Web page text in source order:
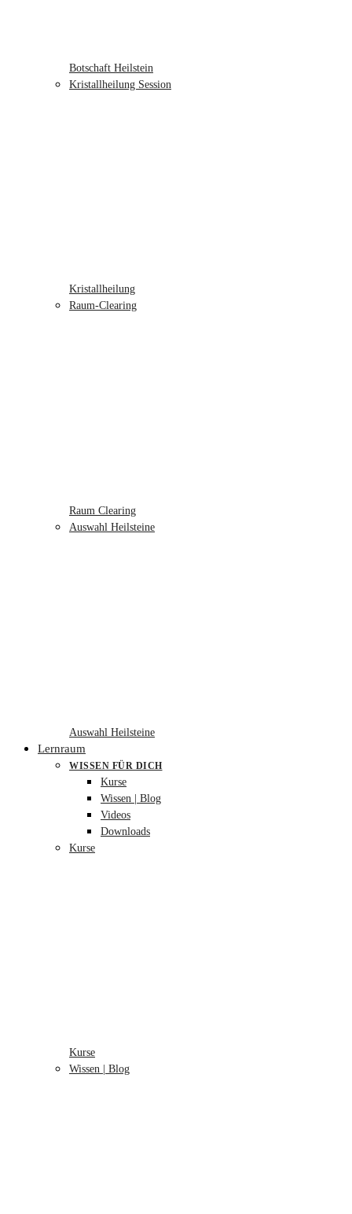
Botschaft Heilstein
Kristallheilung Session
Kristallheilung
Raum-Clearing
Raum Clearing
Auswahl Heilsteine
Auswahl Heilsteine
Lernraum
WISSEN FÜR DICH
Kurse
Wissen | Blog
Videos
Downloads
Kurse
Kurse
Wissen | Blog